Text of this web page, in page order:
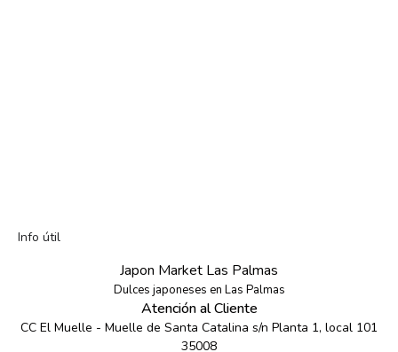
Info útil
Japon Market Las Palmas
Dulces japoneses en Las Palmas
Atención al Cliente
CC El Muelle - Muelle de Santa Catalina s/n Planta 1, local 101
35008